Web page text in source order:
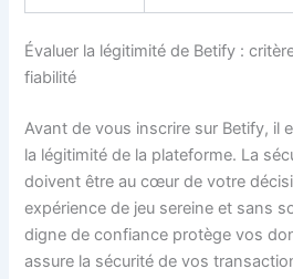
Évaluer la légitimité de Betify :
fiabilité
Avant de vous inscrire sur Betify, il
la légitimité de la plateforme. La
doivent être au cœur de votre
expérience de jeu sereine et sans
digne de confiance protège vos
assure la sécurité de vos